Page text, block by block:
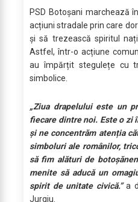
PSD Botoșani marchează
acțiuni stradale prin care
și să trezească spiritul
Astfel, într-o acțiune
au împărțit stegulețe cu
simbolice.
„Ziua drapelului este un
fiecare dintre noi. Este o zi
și ne concentrăm atenția
simboluri ale românilor,
să fim alături de
menite să aducă un
spirit de unitate civică.”a
Jurgiu.